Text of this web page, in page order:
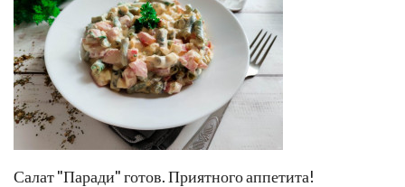
Салат "Паради" готов. Приятного аппетита!